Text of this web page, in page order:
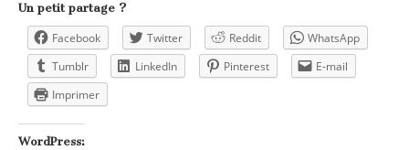
Un petit partage ?
Facebook Twitter Reddit
WhatsApp
Tumblr
LinkedIn Pinterest
E-mail
Imprimer
WordPress: